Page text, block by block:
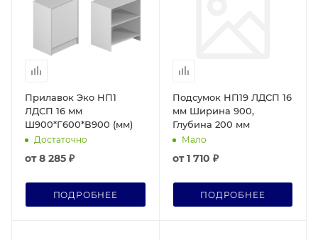
Прилавок Эко НП1
ЛДСП 16 мм
Ш900*Г600*В900 (мм)
Достаточно
от8 285 ₽
ПОДРОБНЕЕ
Подсумок НП19 ЛДСП 16
мм Ширина 900,
Глубина 200 мм
Мало
от1 710 ₽
ПОДРОБНЕЕ